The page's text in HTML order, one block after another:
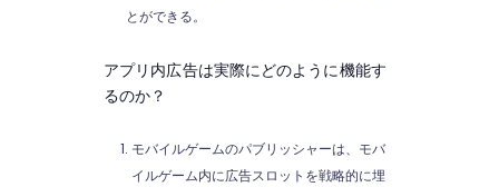
とができる。
アプリ内広告は実際にどのように機能す
るのか？
モバイルゲームのパブリッシャーは、モバ
イルゲーム内に広告スロットを戦略的に埋